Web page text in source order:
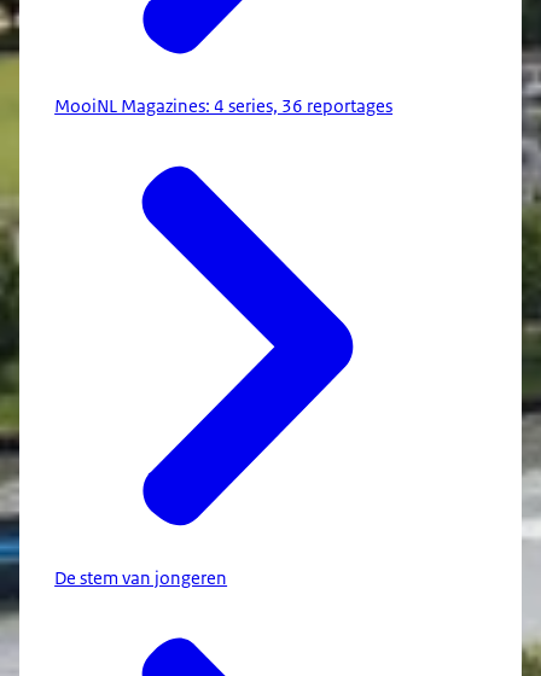
MooiNL Magazines: 4 series, 36 reportages
De stem van jongeren